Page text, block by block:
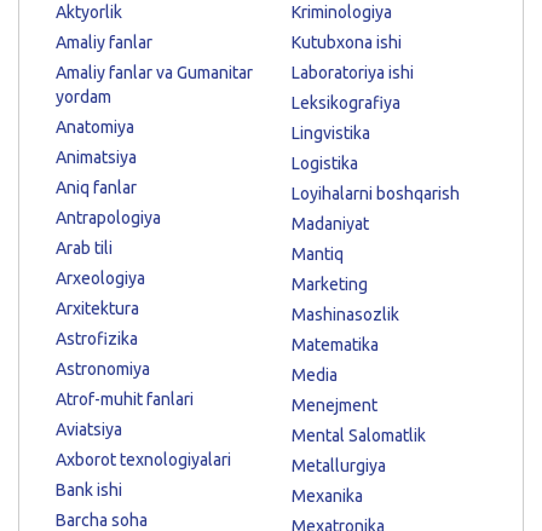
Aktyorlik
Amaliy fanlar
Amaliy fanlar va Gumanitar
yordam
Anatomiya
Animatsiya
Aniq fanlar
Antrapologiya
Arab tili
Arxeologiya
Arxitektura
Astrofizika
Astronomiya
Atrof-muhit fanlari
Aviatsiya
Axborot texnologiyalari
Bank ishi
Barcha soha
Kriminologiya
Kutubxona ishi
Laboratoriya ishi
Leksikografiya
Lingvistika
Logistika
Loyihalarni boshqarish
Madaniyat
Mantiq
Marketing
Mashinasozlik
Matematika
Media
Menejment
Mental Salomatlik
Metallurgiya
Mexanika
Mexatronika